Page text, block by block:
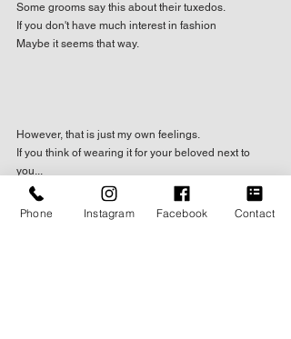
Some grooms say this about their tuxedos.
If you don't have much interest in fashion
Maybe it seems that way.
However, that is just my own feelings.
If you think of wearing it for your beloved next to
you...
Phone Instagram Facebook Contact